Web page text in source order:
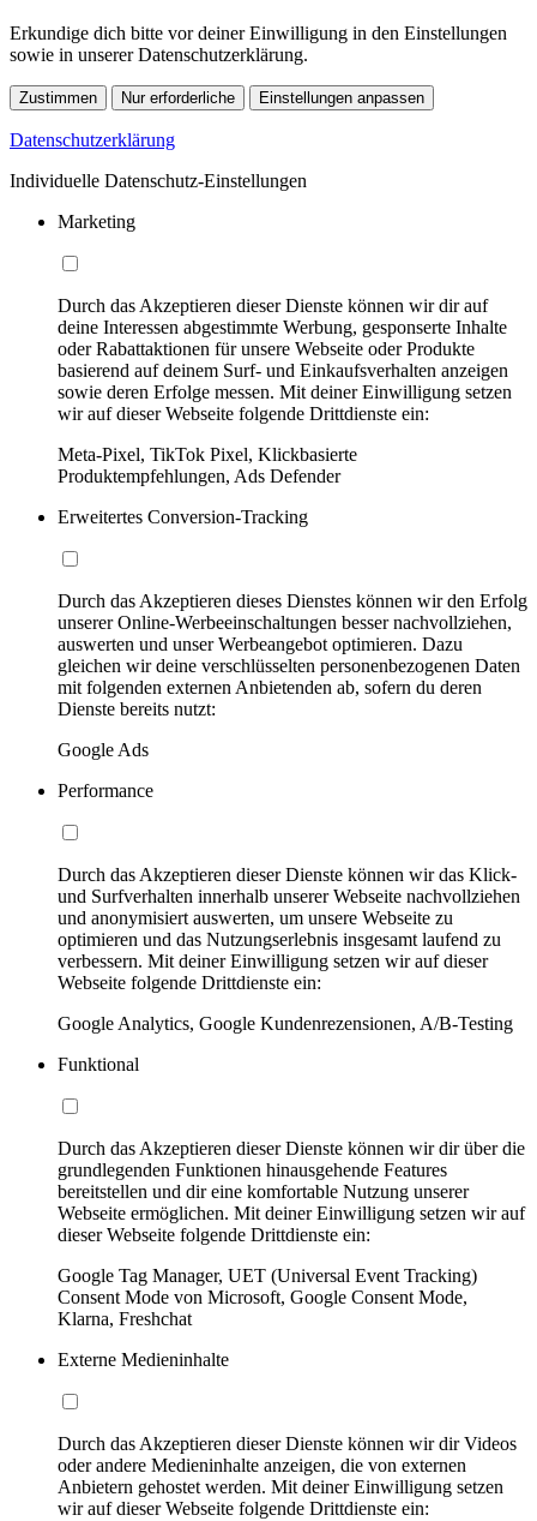
Erkundige dich bitte vor deiner Einwilligung in den Einstellungen
sowie in unserer Datenschutzerklärung.
Zustimmen Nur erforderliche Einstellungen anpassen
Datenschutzerklärung
Individuelle Datenschutz-Einstellungen
Marketing
Durch das Akzeptieren dieser Dienste können wir dir auf
deine Interessen abgestimmte Werbung, gesponserte Inhalte
oder Rabattaktionen für unsere Webseite oder Produkte
basierend auf deinem Surf- und Einkaufsverhalten anzeigen
sowie deren Erfolge messen. Mit deiner Einwilligung setzen
wir auf dieser Webseite folgende Drittdienste ein:
Meta-Pixel, TikTok Pixel, Klickbasierte
Produktempfehlungen, Ads Defender
Erweitertes Conversion-Tracking
Durch das Akzeptieren dieses Dienstes können wir den Erfolg
unserer Online-Werbeeinschaltungen besser nachvollziehen,
auswerten und unser Werbeangebot optimieren. Dazu
gleichen wir deine verschlüsselten personenbezogenen Daten
mit folgenden externen Anbietenden ab, sofern du deren
Dienste bereits nutzt:
Google Ads
Performance
Durch das Akzeptieren dieser Dienste können wir das Klick-
und Surfverhalten innerhalb unserer Webseite nachvollziehen
und anonymisiert auswerten, um unsere Webseite zu
optimieren und das Nutzungserlebnis insgesamt laufend zu
verbessern. Mit deiner Einwilligung setzen wir auf dieser
Webseite folgende Drittdienste ein:
Google Analytics, Google Kundenrezensionen, A/B-Testing
Funktional
Durch das Akzeptieren dieser Dienste können wir dir über die
grundlegenden Funktionen hinausgehende Features
bereitstellen und dir eine komfortable Nutzung unserer
Webseite ermöglichen. Mit deiner Einwilligung setzen wir auf
dieser Webseite folgende Drittdienste ein:
Google Tag Manager, UET (Universal Event Tracking)
Consent Mode von Microsoft, Google Consent Mode,
Klarna, Freshchat
Externe Medieninhalte
Durch das Akzeptieren dieser Dienste können wir dir Videos
oder andere Medieninhalte anzeigen, die von externen
Anbietern gehostet werden. Mit deiner Einwilligung setzen
wir auf dieser Webseite folgende Drittdienste ein: